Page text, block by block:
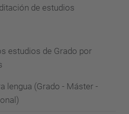
de estudios
estudios de Grado por
lengua (Grado - Máster -